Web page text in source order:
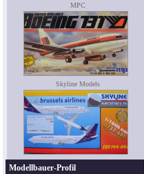
MPC
Skyline Models
Modellbauer-Profil